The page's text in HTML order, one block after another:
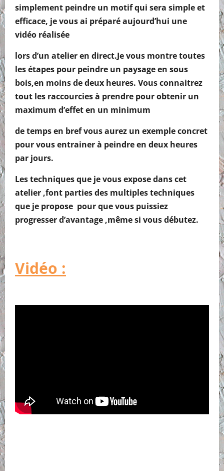
simplement peindre un motif qui sera simple et
efficace, je vous ai préparé aujourd’hui une
vidéo réalisée
lors d’un atelier en direct.Je vous montre toutes
les étapes pour peindre un paysage en sous
bois,en moins de deux heures. Vous connaitrez
tout les raccourcies à prendre pour obtenir un
maximum d’effet en un minimum
de temps en bref vous aurez un exemple concret
pour vous entrainer à peindre en deux heures
par jours.
Les techniques que je vous expose dans cet
atelier ,font parties des multiples techniques
que je propose pour que vous puissiez
progresser d’avantage ,même si vous débutez.
Vidéo :